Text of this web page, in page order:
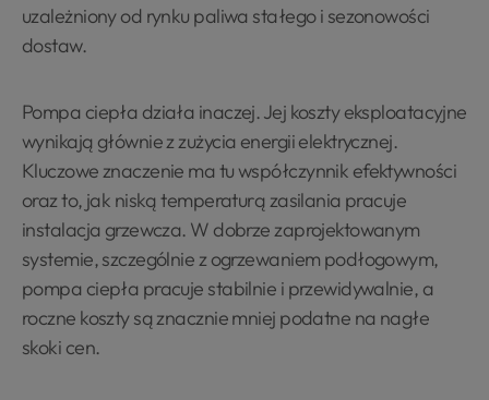
uzależniony od rynku paliwa stałego i sezonowości
dostaw.
Pompa ciepła działa inaczej. Jej koszty eksploatacyjne
wynikają głównie z zużycia energii elektrycznej.
Kluczowe znaczenie ma tu współczynnik efektywności
oraz to, jak niską temperaturą zasilania pracuje
instalacja grzewcza. W dobrze zaprojektowanym
systemie, szczególnie z ogrzewaniem podłogowym,
pompa ciepła pracuje stabilnie i przewidywalnie, a
roczne koszty są znacznie mniej podatne na nagłe
skoki cen.